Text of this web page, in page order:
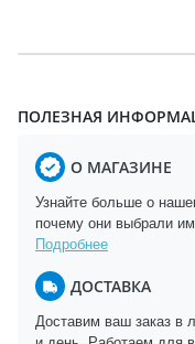
ПОЛЕЗНАЯ
О МАГАЗИНЕ
Узнайте больше о
почему они выбрали
Подробнее
ДОСТАВКА
Доставим ваш заказ в